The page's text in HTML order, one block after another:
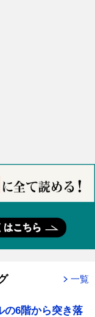
一覧
の6階から突き落